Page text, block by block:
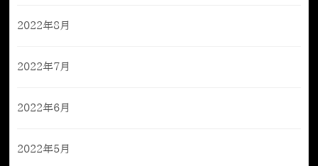
2022年8月
2022年7月
2022年6月
2022年5月